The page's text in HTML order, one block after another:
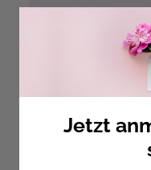
Jetzt